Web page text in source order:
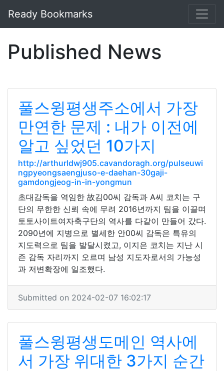
Ready Bookmarks
Published News
풀스윙평생주소에서 가장
만연한 문제 : 내가 이전에
알고 싶었던 10가지
http://arthurldwj905.cavandoragh.org/pulseuwi
ngpyeongsaengjuso-e-daehan-30gaji-
gamdongjeog-in-in-yongmun
초대감독을 역임한 故김00씨 감독과 A씨 코치는 구
단의 무한한 신뢰 속에 무려 2016년까지 팀을 이끌며
토토사이트여자축구단의 역사를 다같이 만들어 갔다.
2090년에 지병으로 별세한 안00씨 감독은 특유의
지도력으로 팀을 발달시켰고, 이지은 코치는 지난 시
즌 감독 자리까지 오르며 남성 지도자로서의 가능성
과 저변확장에 일조했다.
Submitted on 2024-02-07 16:02:17
풀스윙평생도메인 역사에
서 가장 위대한 3가지 순간